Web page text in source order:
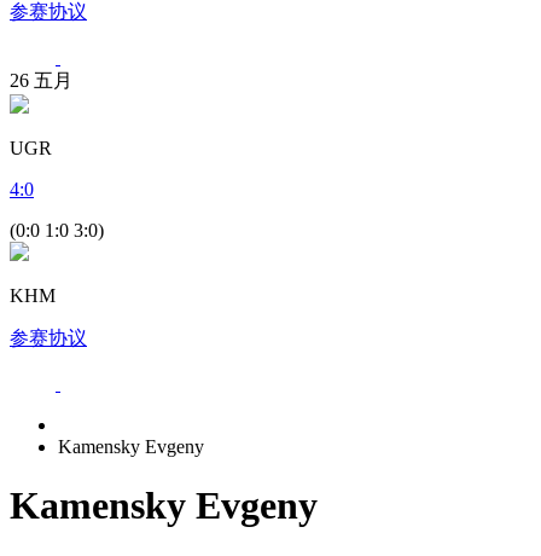
参赛协议
26 五月
UGR
4:0
(0:0 1:0 3:0)
KHM
参赛协议
Kamensky Evgeny
Kamensky Evgeny